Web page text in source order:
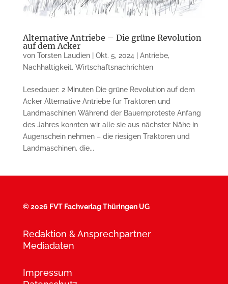
Alternative Antriebe – Die grüne Revolution
auf dem Acker
von Torsten Laudien| Okt. 5, 2024 Antriebe,
Nachhaltigkeit, Wirtschaftsnachrichten
Lesedauer: 2 Minuten Die grüne Revolution auf dem
Acker Alternative Antriebe für Traktoren und
Landmaschinen Während der Bauernproteste Anfang
des Jahres konnten wir alle sie aus nächster Nähe in
Augenschein nehmen – die riesigen Traktoren und
Landmaschinen, die...
©2026 FVT Fachverlag Thüringen UG
Redaktion & Ansprechpartner
Mediadaten
Impressum